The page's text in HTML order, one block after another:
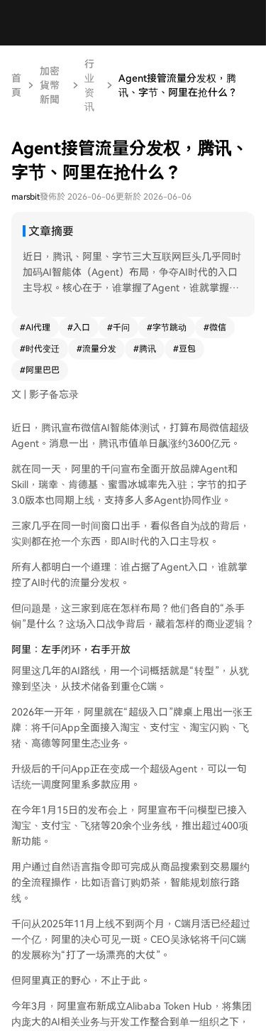
首
頁
加密
貨幣
新聞
行
业
资
讯
Agent接管流量分发权，腾
讯、字节、阿里在抢什么？
Agent接管流量分发权，腾讯、
字节、阿里在抢什么？
marsbit發佈於 2026-06-06更新於 2026-06-06
文章摘要
近日，腾讯、阿里、字节三大互联网巨头几乎同时
加码AI智能体（Agent）布局，争夺AI时代的入口
主导权。核心在于，谁掌握了Agent，谁就掌握了
付宝等生态业务，实现从搜索到交易的全流程操
作，并已向外部品牌开放接入；夸克则定位为AI旗
舰应用，致力于成为“AI超级框”。在B端，阿里推
式。 **字节**凭借“豆包”App已获超3亿月活，并
同。其战略是软硬一体，将豆包能力延伸至AI手
机、智能眼镜等硬件，旨在让AI入口无处不在。 **
体可通过右滑直接调用数百万小程序完成任务，将
微信生态转化为“服务操作系统”。腾讯试图将AI深
度融入现有国民应用，而非另造新入口。 三家的
竞争折射出商业逻辑的深刻变化：流量分配权正从
“用户自主点击”转向“Agent代为决策”。商业模式
率为核心的“意图经济”。未来，服务提供者不仅比
拼品牌，更需比拼其接入AI生态的能力。 这标志着
迭，新一轮行业洗牌已然开始。
#AI代理 #入口 #千问 #字节跳动 #微信
#时代变迁 #流量分发 #腾讯 #豆包
#阿里巴巴
文 | 影子备忘录
近日，腾讯宣布微信AI智能体测试，打算布局微信超级
Agent。消息一出，腾讯市值单日飙涨约3600亿元。
就在同一天，阿里的千问宣布全面开放品牌Agent和
Skill，瑞幸、肯德基、蜜雪冰城率先入驻；字节的扣子
3.0版本也同期上线，支持多人多Agent协同作业。
三家几乎在同一时间窗口出手，看似各自为战的背后，
实则都在抢一个东西，即AI时代的入口主导权。
所有人都明白一个道理：谁占据了Agent入口，谁就掌
控了AI时代的流量分发权。
但问题是，这三家到底在怎样布局？他们各自的“杀手
锏”是什么？这场入口战争背后，藏着怎样的商业逻辑？
阿里：左手闭环，右手开放
阿里这几年的AI路线，用一个词概括就是“转型”，从犹
豫到坚决，从技术储备到重仓C端。
2026年一开年，阿里就在“超级入口”牌桌上甩出一张王
牌：将千问App全面接入淘宝、支付宝、淘宝闪购、飞
猪、高德等阿里生态业务。
升级后的千问App正在变成一个超级Agent，可以一句
话统一调度阿里系多款应用。
在今年1月15日的发布会上，阿里宣布千问模型已接入
淘宝、支付宝、飞猪等20余个业务线，推出超过400项
新功能。
用户通过自然语言指令即可完成从商品搜索到交易履约
的全流程操作，比如语音订购奶茶，智能规划旅行路
线。
千问从2025年11月上线不到两个月，C端月活已经超过
一个亿，阿里的决心可见一斑。CEO吴泳铭将千问C端
的发展称为“打了一场漂亮的大仗”。
但阿里真正的野心，不止于此。
今年3月，阿里宣布新成立Alibaba Token Hub，将集团
内庞大的AI相关业务与开发工作整合到单一组织之下，